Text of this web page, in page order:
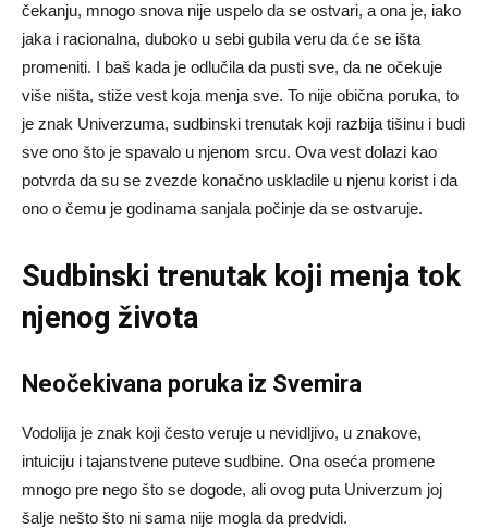
čekanju, mnogo snova nije uspelo da se ostvari, a ona je, iako
jaka i racionalna, duboko u sebi gubila veru da će se išta
promeniti. I baš kada je odlučila da pusti sve, da ne očekuje
više ništa, stiže vest koja menja sve. To nije obična poruka, to
je znak Univerzuma, sudbinski trenutak koji razbija tišinu i budi
sve ono što je spavalo u njenom srcu. Ova vest dolazi kao
potvrda da su se zvezde konačno uskladile u njenu korist i da
ono o čemu je godinama sanjala počinje da se ostvaruje.
Sudbinski trenutak koji menja tok
njenog života
Neočekivana poruka iz Svemira
Vodolija je znak koji često veruje u nevidljivo, u znakove,
intuiciju i tajanstvene puteve sudbine. Ona oseća promene
mnogo pre nego što se dogode, ali ovog puta Univerzum joj
šalje nešto što ni sama nije mogla da predvidi.